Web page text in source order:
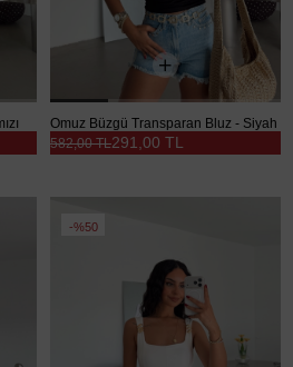
Omuz Büzgü Transparan Bluz - Siyah
291,00 TL
582,00 TL
%50